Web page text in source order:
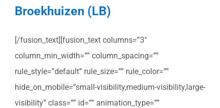
Broekhuizen (LB)
[/fusion_text][fusion_text columns=”3″
column_min_width=”” column_spacing=””
rule_style=”default” rule_size=”” rule_color=””
hide_on_mobile=”small-visibility,medium-visibility,large-
visibility” class=”” id=”” animation_type=””